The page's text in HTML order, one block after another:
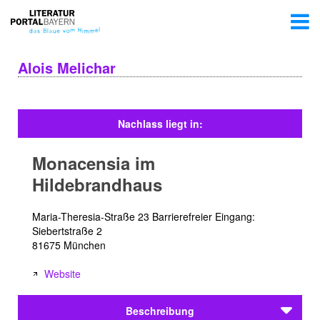
Alois Melichar
Nachlass liegt in:
Monacensia im
Hildebrandhaus
Maria-Theresia-Straße 23 Barrierefreier Eingang:
Siebertstraße 2
81675 München
Website
Beschreibung